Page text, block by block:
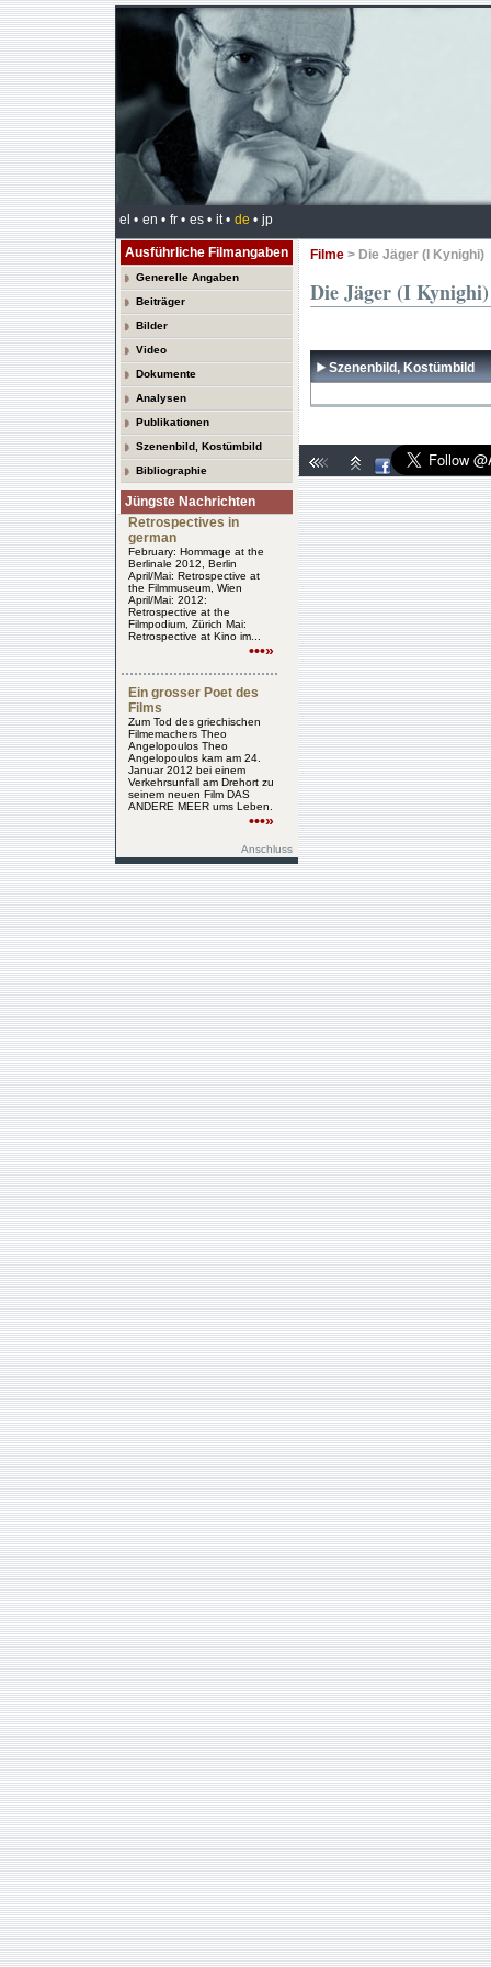
el • en • fr • es • it • de • jp
Ausführliche Filmangaben
Generelle Angaben
Beiträger
Bilder
Video
Dokumente
Analysen
Publikationen
Szenenbild, Kostümbild
Bibliographie
Jüngste Nachrichten
Retrospectives in
german
February: Hommage at the
Berlinale 2012, Berlin
April/Mai: Retrospective at
the Filmmuseum, Wien
April/Mai: 2012:
Retrospective at the
Filmpodium, Zürich Mai:
Retrospective at Kino im...
•••»
Ein grosser Poet des
Films
Zum Tod des griechischen
Filmemachers Theo
Angelopoulos Theo
Angelopoulos kam am 24.
Januar 2012 bei einem
Verkehrsunfall am Drehort zu
seinem neuen Film DAS
ANDERE MEER ums Leben.
•••»
Anschluss
Filme > Die Jäger (I Kynighi)
Die Jäger (I
Szenenbild, Kostümbild